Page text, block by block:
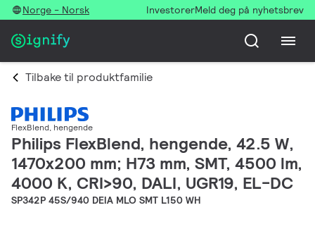
Norge - Norsk InvestorerMeld deg på nyhetsbrev
Tilbake til produktfamilie
FlexBlend, hengende
Philips FlexBlend, hengende, 42.5 W,
1470x200 mm; H73 mm, SMT, 4500 lm,
4000 K, CRI>90, DALI, UGR19, EL-DC
SP342P 45S/940 DEIA MLO SMT L150 WH